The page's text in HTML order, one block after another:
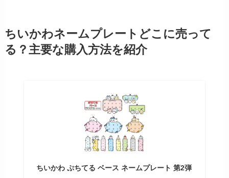
ちいかわネームプレートどこに売って
る？主要な購入方法を紹介
ちいかわ ぷちてる ベース ネームプレート 第2弾